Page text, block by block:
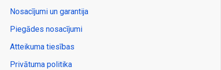
Nosacījumi un garantija
Piegādes nosacījumi
Atteikuma tiesības
Privātuma politika